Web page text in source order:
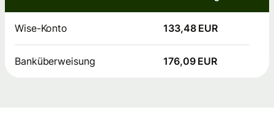
Wise-Konto 133,48 EUR
Banküberweisung 176,09 EUR